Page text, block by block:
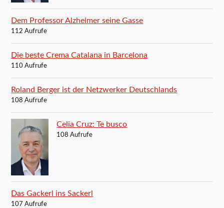
Dem Professor Alzheimer seine Gasse
112 Aufrufe
Die beste Crema Catalana in Barcelona
110 Aufrufe
Roland Berger ist der Netzwerker Deutschlands
108 Aufrufe
Celia Cruz: Te busco
108 Aufrufe
Das Gackerl ins Sackerl
107 Aufrufe